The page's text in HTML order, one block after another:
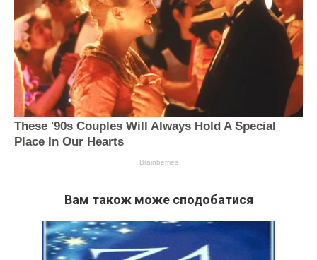
Вам також може сподобатися